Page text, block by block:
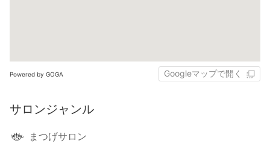
Powered by GOGA Googleマップで開く
サロンジャンル
まつげサロン